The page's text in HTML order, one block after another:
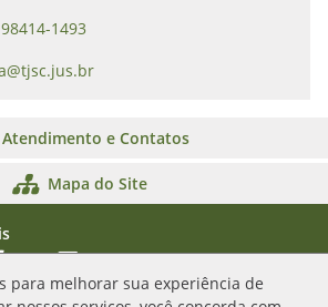
para melhorar sua experiência de
1493
Atendimento e Contatos
Mapa do Site
Threads
Acessar Facebook
Acessar YouTube
Acessar Flickr
Acessar SoundCloud